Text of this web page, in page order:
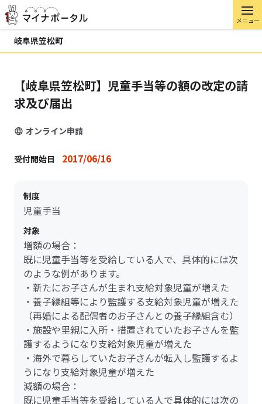
メニュー
岐阜県笠松町
【岐阜県笠松町】児童手当等の額の改定の請
求及び届出
オンライン申請
受付開始日 2017/06/16
制度
児童手当
対象
増額の場合：
既に児童手当等を受給している人で、具体的には次
のような例があります。
・新たにお子さんが生まれ支給対象児童が増えた
・養子縁組等により監護する支給対象児童が増えた
（再婚による配偶者のお子さんとの養子縁組含む）
・施設や里親に入所・措置されていたお子さんを監
護するようになり支給対象児童が増えた
・海外で暮らしていたお子さんが転入し監護するよ
うになり支給対象児童が増えた
減額の場合：
既に児童手当等を受給している人で具体的には次の